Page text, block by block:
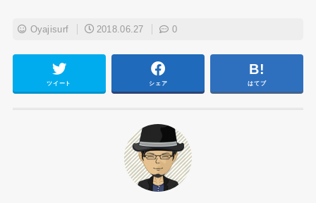
Oyajisurf 2018.06.27 0
ツイート シェア はてブ